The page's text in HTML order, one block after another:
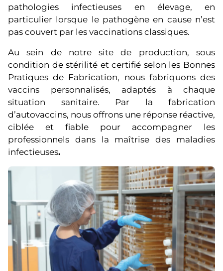
pathologies infectieuses en élevage, en
particulier lorsque le pathogène en cause n’est
pas couvert par les vaccinations classiques.
Au sein de notre site de production, sous
condition de stérilité et certifié selon les Bonnes
Pratiques de Fabrication, nous fabriquons des
vaccins personnalisés, adaptés à chaque
situation sanitaire. Par la fabrication
d’autovaccins, nous offrons une réponse réactive,
ciblée et fiable pour accompagner les
professionnels dans la maîtrise des maladies
infectieuses.